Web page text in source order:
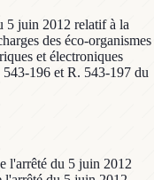
5 juin 2012 relatif à la
des éco-organismes
et électroniques
196 et R. 543-197 du
l'arrêté du 5 juin 2012